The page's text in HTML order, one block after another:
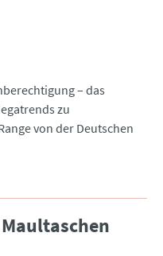
– das
zu
von der Deutschen